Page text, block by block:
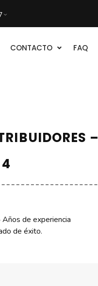
CONTACTO FAQ
–
de experiencia
de éxito.